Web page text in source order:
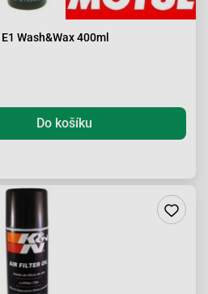
Wash&Wax 400ml
Do košíku